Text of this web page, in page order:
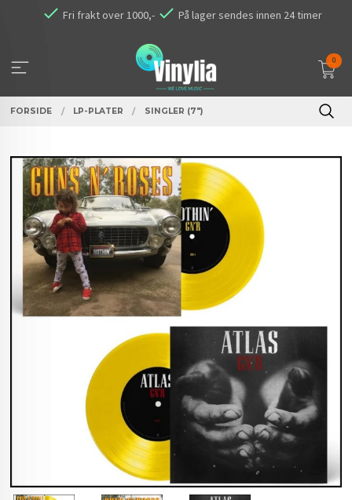
Fri frakt over 1000,- På lager sendes innen 24 timer
0
FORSIDE LP-PLATER SINGLER (7")